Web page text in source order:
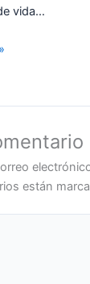
vida…
están